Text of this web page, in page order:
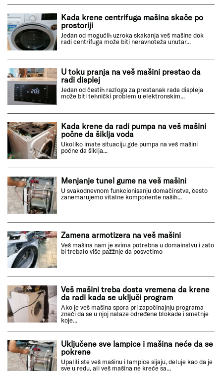
Kada krene centrifuga mašina skače po
prostoriji
Jedan od mogućih uzroka skakanja veš mašine dok
radi centrifuga može biti neravnoteža unutar...
U toku pranja na veš mašini prestao da
radi displej
Jedan od čestih razloga za prestanak rada displeja
može biti tehnički problem u elektronskim...
Kada krene da radi pumpa na veš mašini
počne da šiklja voda
Ukoliko imate situaciju gde pumpa na veš mašini
počne da šiklja...
Menjanje tunel gume na veš mašini
U svakodnevnom funkcionisanju domačinstva, često
zanemarujemo vitalne komponente naših...
Zamena armotizera na veš mašini
Veš mašina nam je svima potrebna u domainstvu i zato
bi trebalo više pažžnje da posvetimo
Veš mašini treba dosta vremena da krene
da radi kada se uključi program
Ako je veš mašina spora pri započinajnju programa
znači da se u njoj nalaze određene blokade i smetnje
koje...
Uključene sve lampice i mašina neće da se
pokrene
Upalili ste veš mašinu i lampice sijaju, deluje kao da je
sve u redu, ali veš mašina ne kreće sa...